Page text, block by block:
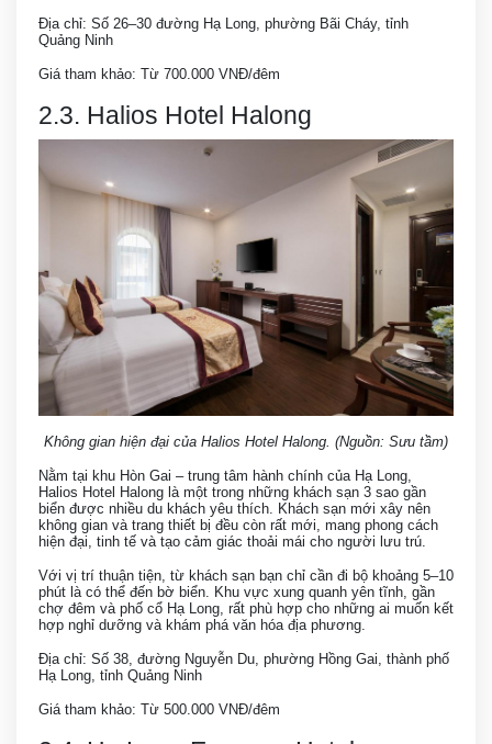
Địa chỉ: Số 26–30 đường Hạ Long, phường Bãi Cháy, tỉnh
Quảng Ninh
Giá tham khảo: Từ 700.000 VNĐ/đêm
2.3. Halios Hotel Halong
Không gian hiện đại của Halios Hotel Halong. (Nguồn: Sưu tầm)
Nằm tại khu Hòn Gai – trung tâm hành chính của Hạ Long,
Halios Hotel Halong là một trong những khách sạn 3 sao gần
biển được nhiều du khách yêu thích. Khách sạn mới xây nên
không gian và trang thiết bị đều còn rất mới, mang phong cách
hiện đại, tinh tế và tạo cảm giác thoải mái cho người lưu trú.
Với vị trí thuận tiện, từ khách sạn bạn chỉ cần đi bộ khoảng 5–10
phút là có thể đến bờ biển. Khu vực xung quanh yên tĩnh, gần
chợ đêm và phố cổ Hạ Long, rất phù hợp cho những ai muốn kết
hợp nghỉ dưỡng và khám phá văn hóa địa phương.
Địa chỉ: Số 38, đường Nguyễn Du, phường Hồng Gai, thành phố
Hạ Long, tỉnh Quảng Ninh
Giá tham khảo: Từ 500.000 VNĐ/đêm